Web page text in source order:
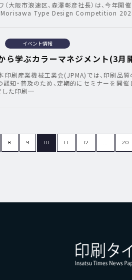
大阪市浪速区、森澤彰彦社長）は、今年開
Morisawa Type Design Competition
イベント情報
ら学ぶカラーマネジメント(3月
印刷産業機械工業会(JPMA)では、印刷品
知・普及のため、定期的にセミナーを開
した印刷…
8 9 10 11 12 ... 20